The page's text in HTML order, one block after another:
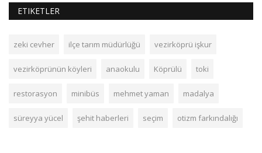
ETIKETLER
zeki cevher ilçe tarım müdürlüğü vezirköprü işkur
vezirköprünün köyleri anaokulu Köprülü toki
restorasyon minibüs mehmet yaman madalya
süreyya yücel şehit haberleri seçim otizm farkındalığı